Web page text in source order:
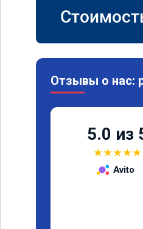
Отзывы о нас:
5.0 из
★★★★★
Avito